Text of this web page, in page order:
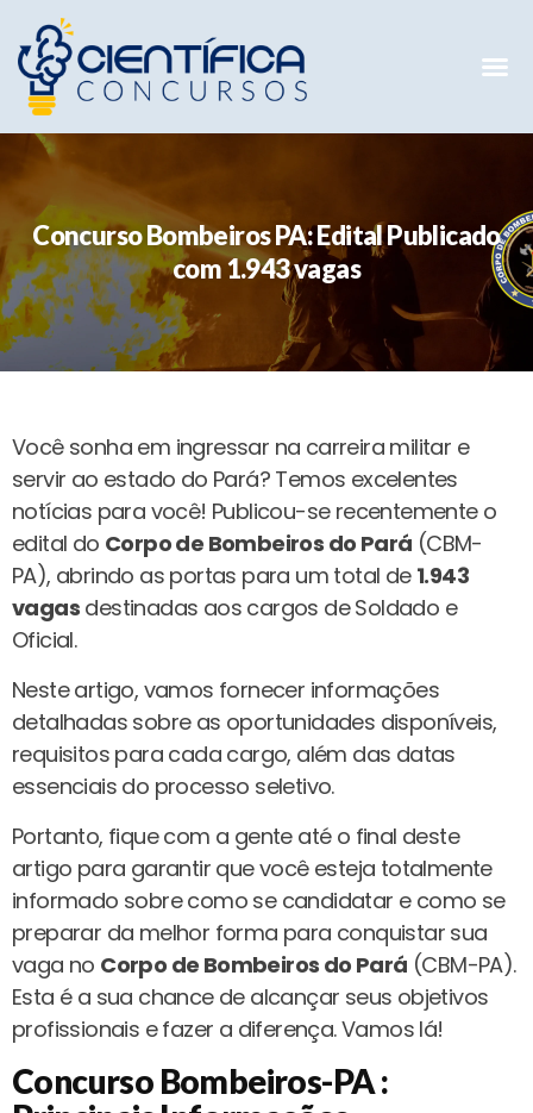
Concurso Bombeiros PA: Edital Publicado
com 1.943 vagas
Você sonha em ingressar na carreira militar e
servir ao estado do Pará? Temos excelentes
notícias para você! Publicou-se recentemente o
edital do Corpo de Bombeiros do Pará (CBM-
PA), abrindo as portas para um total de 1.943
vagas destinadas aos cargos de Soldado e
Oficial.
Neste artigo, vamos fornecer informações
detalhadas sobre as oportunidades disponíveis,
requisitos para cada cargo, além das datas
essenciais do processo seletivo.
Portanto, fique com a gente até o final deste
artigo para garantir que você esteja totalmente
informado sobre como se candidatar e como se
preparar da melhor forma para conquistar sua
vaga no Corpo de Bombeiros do Pará (CBM-PA).
Esta é a sua chance de alcançar seus objetivos
profissionais e fazer a diferença. Vamos lá!
Concurso Bombeiros-PA :